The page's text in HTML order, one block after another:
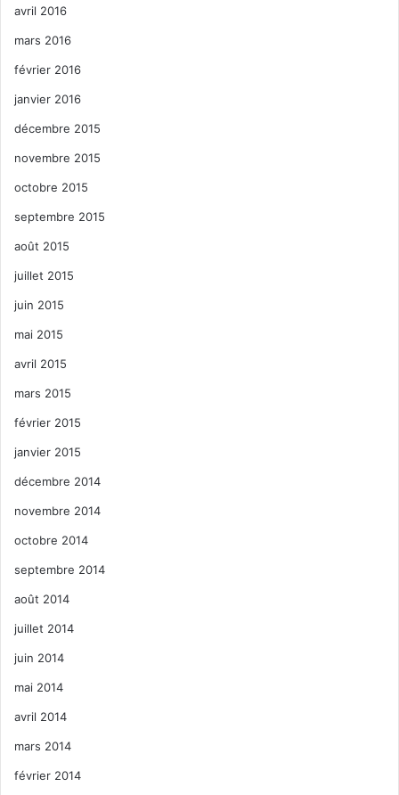
avril 2016
mars 2016
février 2016
janvier 2016
décembre 2015
novembre 2015
octobre 2015
septembre 2015
août 2015
juillet 2015
juin 2015
mai 2015
avril 2015
mars 2015
février 2015
janvier 2015
décembre 2014
novembre 2014
octobre 2014
septembre 2014
août 2014
juillet 2014
juin 2014
mai 2014
avril 2014
mars 2014
février 2014